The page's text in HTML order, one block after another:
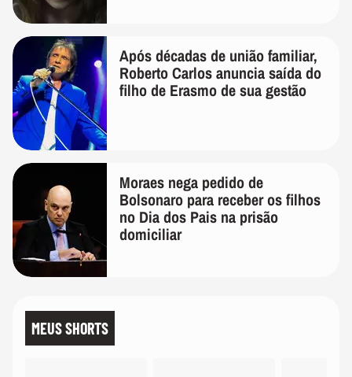
Após décadas de união familiar,
Roberto Carlos anuncia saída do
filho de Erasmo de sua gestão
Moraes nega pedido de
Bolsonaro para receber os filhos
no Dia dos Pais na prisão
domiciliar
MEUS SHORTS